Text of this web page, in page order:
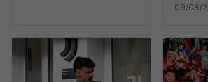
09/08/